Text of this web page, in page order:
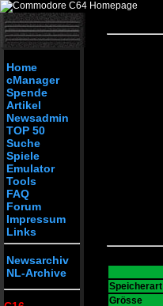
Home
cManager
Spende
Artikel
Newsadmin
TOP 50
Suche
Spiele
Emulator
Tools
FAQ
Forum
Impressum
Links
Newsarchiv
NL-Archive
Speicherart
Grösse